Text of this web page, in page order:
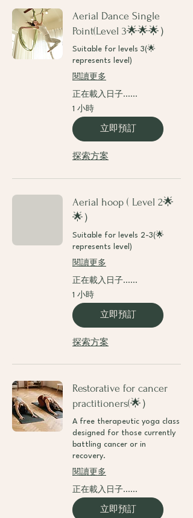
Aerial Dance Single
Point(Level 3🌟🌟🌟）
Suitable for levels 3(🌟
represents level)
閱讀更多
正在載入日子......
1 小時
立即預訂
探索方案
Aerial hoop ( Level 2🌟
🌟）
Suitable for levels 2-3(🌟
represents level)
閱讀更多
正在載入日子......
1 小時
立即預訂
探索方案
Restorative for cancer
practitioners(🌟）
A free therapeutic yoga class
designed for those currently
battling cancer or in
recovery.
閱讀更多
正在載入日子......
立即預訂